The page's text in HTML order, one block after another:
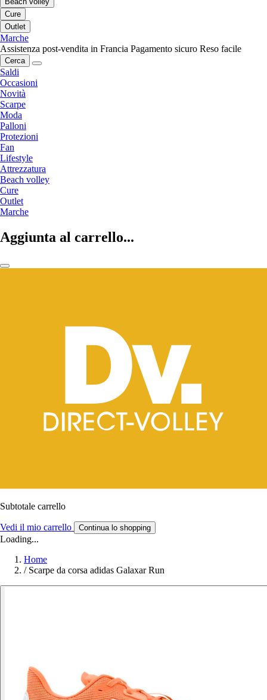
Cure
Outlet
Marche
Assistenza post-vendita in Francia Pagamento sicuro Reso facile
Cerca
Saldi
Occasioni
Novità
Scarpe
Moda
Palloni
Protezioni
Fan
Lifestyle
Attrezzatura
Beach volley
Cure
Outlet
Marche
Aggiunta al carrello...
Subtotale carrello
Vedi il mio carrello Continua lo shopping
Loading...
Home
/ Scarpe da corsa adidas Galaxar Run